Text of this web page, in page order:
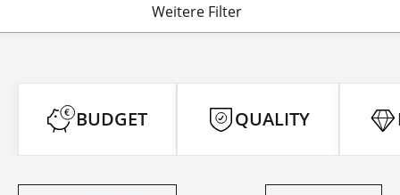
Weitere Filter
BUDGET QUALITY